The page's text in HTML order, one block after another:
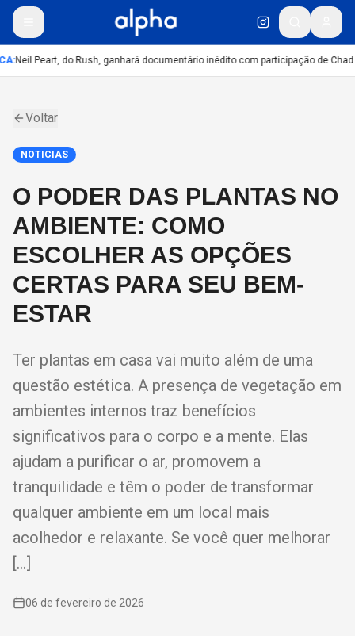
:Neil Peart, do Rush, ganhará documentário inédito com participação de Chad
Voltar
NOTICIAS
O PODER DAS PLANTAS NO
AMBIENTE: COMO
ESCOLHER AS OPÇÕES
CERTAS PARA SEU BEM-
ESTAR
Ter plantas em casa vai muito além de uma
questão estética. A presença de vegetação em
ambientes internos traz benefícios
significativos para o corpo e a mente. Elas
ajudam a purificar o ar, promovem a
tranquilidade e têm o poder de transformar
qualquer ambiente em um local mais
acolhedor e relaxante. Se você quer melhorar
[…]
06 de fevereiro de 2026